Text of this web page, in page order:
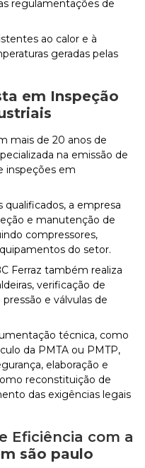
regulamentações de
ao calor e à
geradas pelas
em Inspeção
mais de 20 anos de
na emissão de
inspeções em
a empresa
e manutenção de
compressores,
do setor.
Ferraz também realiza
verificação de
e válvulas de
técnica, como
da PMTA ou PMTP,
elaboração e
reconstituição de
das exigências legais
Eficiência com a
são paulo